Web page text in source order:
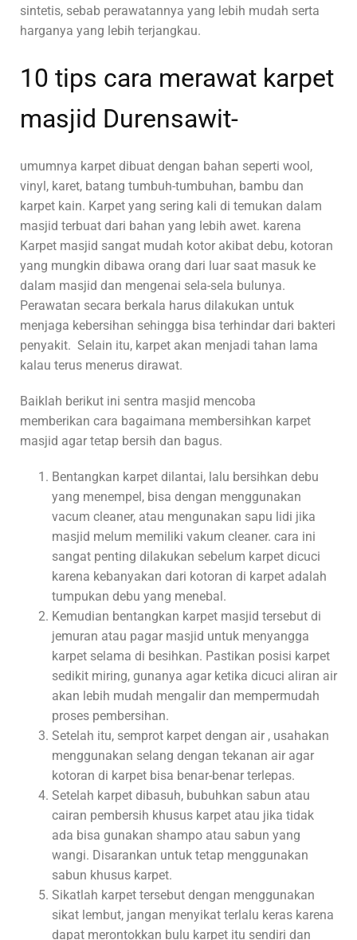
sintetis, sebab perawatannya yang lebih mudah serta
harganya yang lebih terjangkau.
10 tips cara merawat karpet
masjid Durensawit-
umumnya karpet dibuat dengan bahan seperti wool,
vinyl, karet, batang tumbuh-tumbuhan, bambu dan
karpet kain. Karpet yang sering kali di temukan dalam
masjid terbuat dari bahan yang lebih awet. karena
Karpet masjid sangat mudah kotor akibat debu, kotoran
yang mungkin dibawa orang dari luar saat masuk ke
dalam masjid dan mengenai sela-sela bulunya.
Perawatan secara berkala harus dilakukan untuk
menjaga kebersihan sehingga bisa terhindar dari bakteri
penyakit. Selain itu, karpet akan menjadi tahan lama
kalau terus menerus dirawat.
Baiklah berikut ini sentra masjid mencoba
memberikan cara bagaimana membersihkan karpet
masjid agar tetap bersih dan bagus.
Bentangkan karpet dilantai, lalu bersihkan debu
yang menempel, bisa dengan menggunakan
vacum cleaner, atau mengunakan sapu lidi jika
masjid melum memiliki vakum cleaner. cara ini
sangat penting dilakukan sebelum karpet dicuci
karena kebanyakan dari kotoran di karpet adalah
tumpukan debu yang menebal.
Kemudian bentangkan karpet masjid tersebut di
jemuran atau pagar masjid untuk menyangga
karpet selama di besihkan. Pastikan posisi karpet
sedikit miring, gunanya agar ketika dicuci aliran air
akan lebih mudah mengalir dan mempermudah
proses pembersihan.
Setelah itu, semprot karpet dengan air , usahakan
menggunakan selang dengan tekanan air agar
kotoran di karpet bisa benar-benar terlepas.
Setelah karpet dibasuh, bubuhkan sabun atau
cairan pembersih khusus karpet atau jika tidak
ada bisa gunakan shampo atau sabun yang
wangi. Disarankan untuk tetap menggunakan
sabun khusus karpet.
Sikatlah karpet tersebut dengan menggunakan
sikat lembut, jangan menyikat terlalu keras karena
dapat merontokkan bulu karpet itu sendiri dan